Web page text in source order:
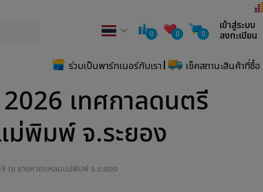
0 0 0
เข้าสู่ระบบ
ลงทะเบียน
ร่วมเป็นพาร์ทเนอร์กับเรา เช็คสถานะสินค้าที่ซื้อ
เทศกาลดนตรี
พิมพ์ จ.ระยอง
ณ ชายหาดแหลมแม่พิมพ์ จ.ระยอง